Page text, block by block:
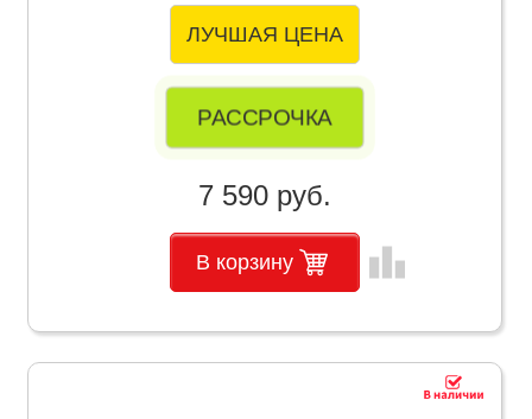
ЛУЧШАЯ ЦЕНА
РАССРОЧКА
7 590 руб.
В корзину leaderboard